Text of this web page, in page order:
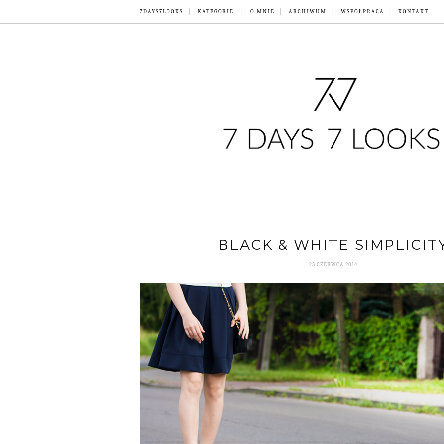
7DAYS7LOOKS KATEGORIE O MNIE ARCHIWUM WSPÓŁPRACA KONTAKT
BLACK & WHITE
25 CZERWCA 2014